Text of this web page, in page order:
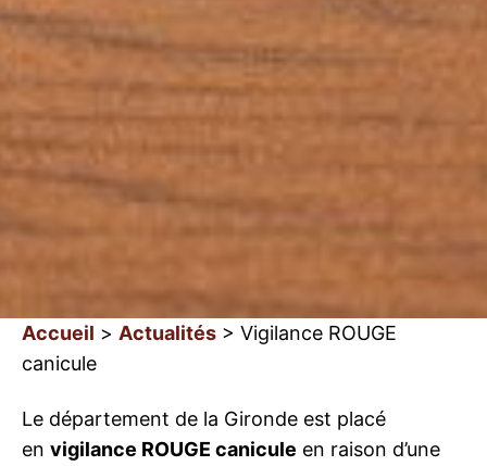
Accueil > Actualités > Vigilance ROUGE
canicule
Le département de la Gironde est placé
en vigilance ROUGE canicule en raison d’une